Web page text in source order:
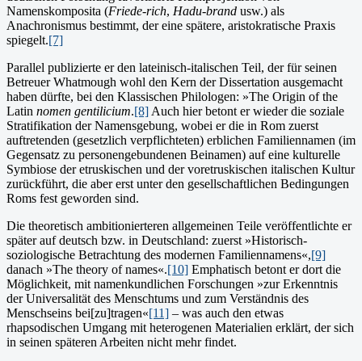
Namenskomposita (Friede-rich, Hadu-brand usw.) als
Anachronismus bestimmt, der eine spätere, aristokratische Praxis
spiegelt.[7]
Parallel publizierte er den lateinisch-italischen Teil, der für seinen
Betreuer Whatmough wohl den Kern der Dissertation ausgemacht
haben dürfte, bei den Klassischen Philologen: »The Origin of the
Latin nomen gentilicium.[8] Auch hier betont er wieder die soziale
Stratifikation der Namensgebung, wobei er die in Rom zuerst
auftretenden (gesetzlich verpflichteten) erblichen Familiennamen (im
Gegensatz zu personengebundenen Beinamen) auf eine kulturelle
Symbiose der etruskischen und der voretruskischen italischen Kultur
zurückführt, die aber erst unter den gesellschaftlichen Bedingungen
Roms fest geworden sind.
Die theoretisch ambitionierteren allgemeinen Teile veröffentlichte er
später auf deutsch bzw. in Deutschland: zuerst »Historisch-
soziologische Betrachtung des modernen Familiennamens«,[9]
danach »The theory of names«.[10] Emphatisch betont er dort die
Möglichkeit, mit namenkundlichen Forschungen »zur Erkenntnis
der Universalität des Menschtums und zum Verständnis des
Menschseins bei[zu]tragen«[11] – was auch den etwas
rhapsodischen Umgang mit heterogenen Materialien erklärt, der sich
in seinen späteren Arbeiten nicht mehr findet.